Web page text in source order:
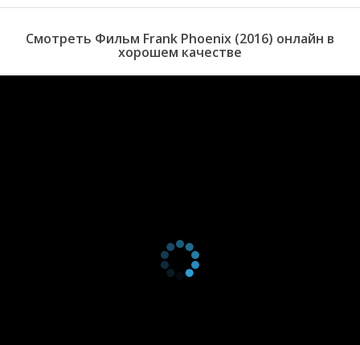
Смотреть Фильм Frank Phoenix (2016) онлайн в
хорошем качестве